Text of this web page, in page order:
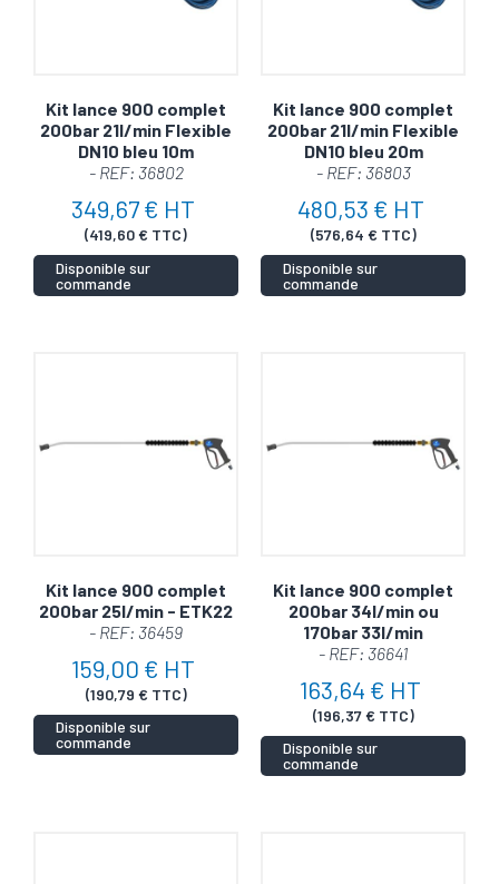
Kit lance 900 complet
200bar 21l/min Flexible
DN10 bleu 10m
- REF: 36802
349,67 € HT
(419,60 € TTC)
Disponible sur
commande
Kit lance 900 complet
200bar 21l/min Flexible
DN10 bleu 20m
- REF: 36803
480,53 € HT
(576,64 € TTC)
Disponible sur
commande
Kit lance 900 complet
200bar 25l/min - ETK22
- REF: 36459
159,00 € HT
(190,79 € TTC)
Disponible sur
commande
Kit lance 900 complet
200bar 34l/min ou
170bar 33l/min
- REF: 36641
163,64 € HT
(196,37 € TTC)
Disponible sur
commande